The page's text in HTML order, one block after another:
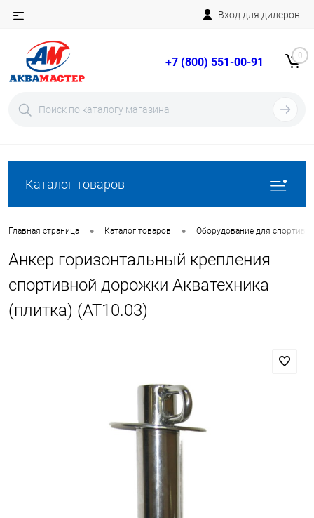
Вход для дилеров
+7 (800) 551-00-91 0
Каталог товаров
Главная страница • Каталог товаров • Оборудование для
Анкер горизонтальный крепления
спортивной дорожки Акватехника
(плитка) (AT10.03)